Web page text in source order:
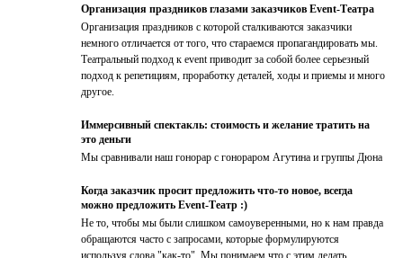
Организация праздников глазами заказчиков Event-Театра
Организация праздников с которой сталкиваются заказчики
немного отличается от того, что стараемся пропагандировать мы.
Театральный подход к event приводит за собой более серьезный
подход к репетициям, проработку деталей, ходы и приемы и много
другое.
Иммерсивный спектакль: стоимость и желание тратить на
это деньги
Мы сравнивали наш гонорар с гонораром Агутина и группы Дюна
Когда заказчик просит предложить что-то новое, всегда
можно предложить Event-Театр :)
Не то, чтобы мы были слишком самоуверенными, но к нам правда
обращаются часто с запросами, которые формулируются
используя слова "как-то". Мы понимаем что с этим делать.